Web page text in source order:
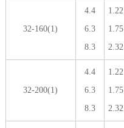
32-160(1)
4.4
6.3
8.3
1.22
1.75
2.32
32-200(1)
4.4
6.3
8.3
1.22
1.75
2.32